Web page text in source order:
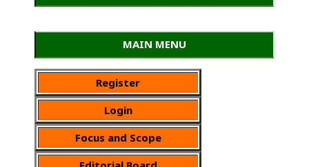
MAIN MENU
Register
Login
Focus and Scope